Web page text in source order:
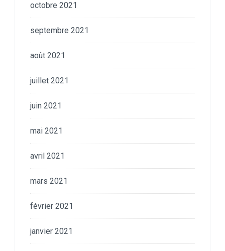
octobre 2021
septembre 2021
août 2021
juillet 2021
juin 2021
mai 2021
avril 2021
mars 2021
février 2021
janvier 2021